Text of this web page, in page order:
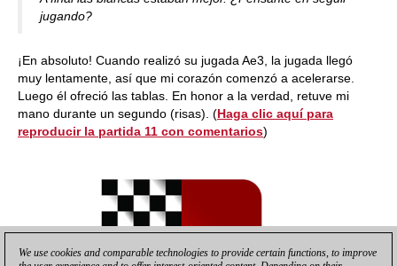
jugando?
¡En absoluto! Cuando realizó su jugada Ae3, la jugada llegó
muy lentamente, así que mi corazón comenzó a acelerarse.
Luego él ofreció las tablas. En honor a la verdad, retuve mi
mano durante un segundo (risas). (Haga clic aquí para
reproducir la partida 11 con comentarios)
We use cookies and comparable technologies to provide certain functions, to improve